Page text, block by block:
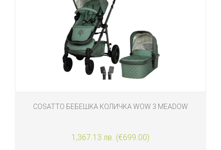
COSATTO БЕБЕШКА КОЛИЧКА WOW 3 MEADOW
1,367.13 лв. (€699.00)